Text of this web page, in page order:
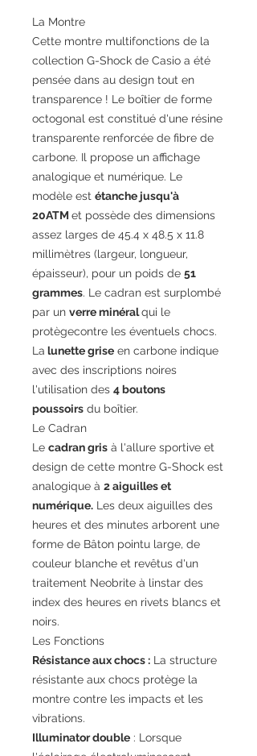
La Montre
Cette montre multifonctions de la
collection G-Shock de Casio a été
pensée dans au design tout en
transparence ! Le boîtier de forme
octogonal est constitué d'une résine
transparente renforcée de fibre de
carbone. Il propose un affichage
analogique et numérique. Le
modèle est étanche jusqu'à
20ATM et possède des dimensions
assez larges de 45.4 x 48.5 x 11.8
millimètres (largeur, longueur,
épaisseur), pour un poids de 51
grammes. Le cadran est surplombé
par un verre minéralqui le
protègecontre les éventuels chocs.
La lunette grise en carbone indique
avec des inscriptions noires
l'utilisation des 4 boutons
poussoirs du boîtier.
Le Cadran
Le cadran gris à l'allure sportive et
design de cette montre G-Shock est
analogique à 2 aiguilles et
numérique. Les deux aiguilles des
heures et des minutes arborent une
forme de Bâton pointu large, de
couleur blanche et revêtus d'un
traitement Neobrite à linstar des
index des heures en rivets blancs et
noirs.
Les Fonctions
Résistance aux chocs : La structure
résistante aux chocs protège la
montre contre les impacts et les
vibrations.
Illuminator double : Lorsque